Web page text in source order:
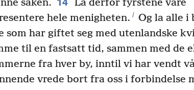
saken.
La derfor fyrstene våre
hele menigheten. l Og la alle i
som har giftet seg med utenlandske
til en fastsatt tid, sammen med de
fra hver by, inntil vi har vendt
vrede bort fra oss i forbindelse